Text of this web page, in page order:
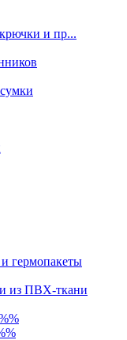
и пр...
гермопакеты
из ПВХ-ткани